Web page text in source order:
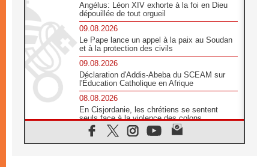
Angélus: Léon XIV exhorte à la foi en Dieu
dépouillée de tout orgueil
09.08.2026
Le Pape lance un appel à la paix au Soudan
et à la protection des civils
09.08.2026
Déclaration d'Addis-Abeba du SCEAM sur
l'Éducation Catholique en Afrique
08.08.2026
En Cisjordanie, les chrétiens se sentent
seuls face à la violence des colons
08.08.2026
Léon XIV au sanctuaire de Notre Dame du